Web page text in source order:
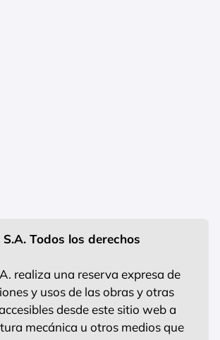
Todos los derechos
realiza una reserva expresa de
y usos de las obras y otras
desde este sitio web a
mecánica u otros medios que